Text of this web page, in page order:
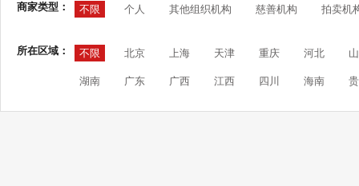
商家类型： 不限 个人 其他组织机构 慈善机构 拍卖机
所在区域： 不限 北京 上海 天津 重庆 河北
湖南 广东 广西 江西 四川 海南